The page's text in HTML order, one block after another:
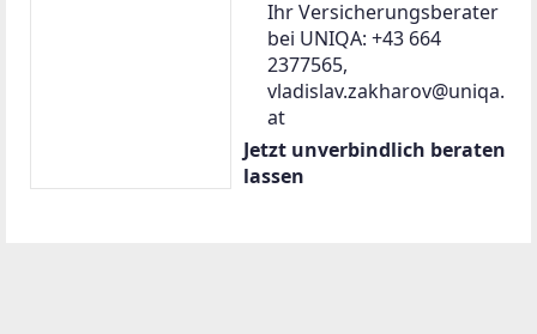
Ihr Versicherungsberater
bei UNIQA: +43 664
2377565,
vladislav.zakharov@uniqa.
at
Jetzt unverbindlich beraten
lassen